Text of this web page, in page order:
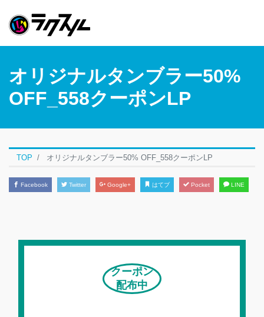
オリジナルタンブラー50%
OFF_558クーポンLP
TOP オリジナルタンブラー50% OFF_558クーポンLP
Facebook Twitter Google+ はてブ Pocket LINE
クーポン
配布中